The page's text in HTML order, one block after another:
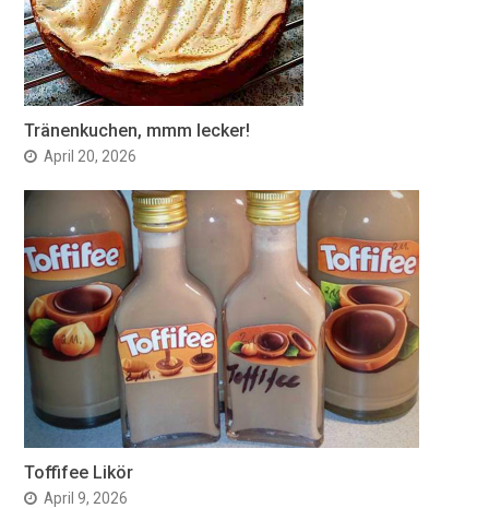
Tränenkuchen, mmm lecker!
April 20, 2026
Toffifee Likör
April 9, 2026